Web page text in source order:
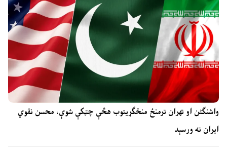
واشنگٹن او تهران ترمنځ منځګړیتوب هڅې چټکې شوې، محسن نقوي
ایران ته ورسېد